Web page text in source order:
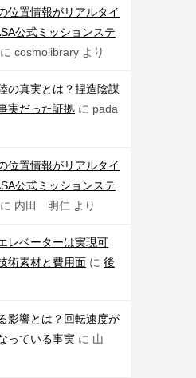
位置情報がリアルタイ
公式ミッションステ
に cosmolibrary より
の真実とは？捏造陰謀
実だった証拠 に pada
位置情報がリアルタイ
公式ミッションステ
に 内田 明仁 より
レベーターは実現可
術素材と費用面 に 後
影響とは？回転速度が
っている事実 に 山